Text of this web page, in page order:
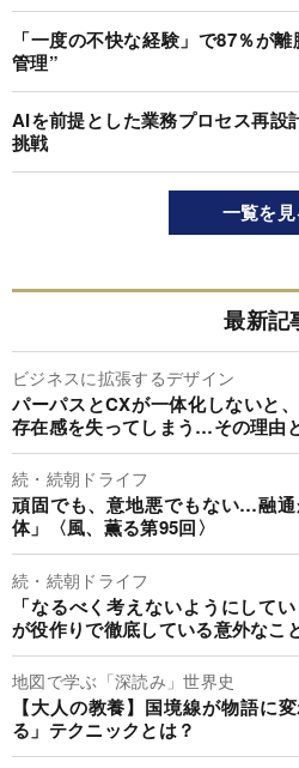
「一度の不快な経験」で87％が
管理”
AIを前提とした業務プロセス再設
挑戦
一覧を見
最新記
ビジネスに拡張するデザイン
パーパスとCXが一体化しないと
存在感を失ってしまう…その理由
続・続朝ドライフ
頑固でも、意地悪でもない…融
体」〈風、薫る第95回〉
続・続朝ドライフ
「なるべく考えないようにして
が役作りで徹底している意外なこ
地図で学ぶ「深読み」世界史
【大人の教養】国境線が物語
る」テクニックとは？